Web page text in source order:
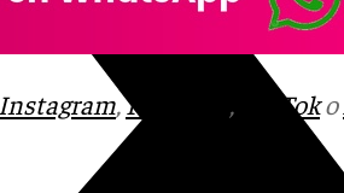
Instagram,Facebook , Tik Toko